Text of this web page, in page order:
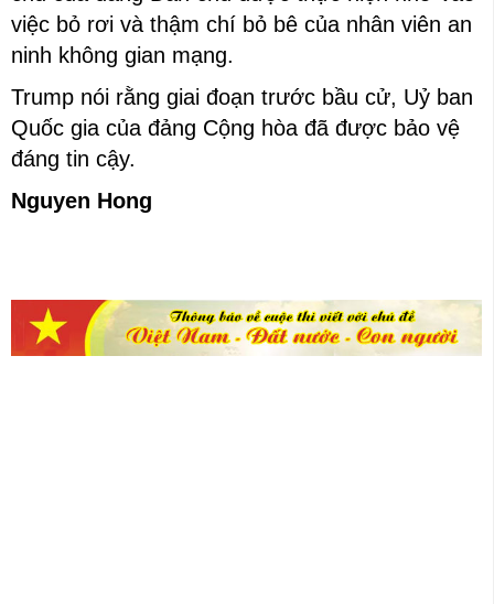
việc bỏ rơi và thậm chí bỏ bê của nhân viên an
ninh không gian mạng.
Trump nói rằng giai đoạn trước bầu cử, Uỷ ban
Quốc gia của đảng Cộng hòa đã được bảo vệ
đáng tin cậy.
Nguyen Hong